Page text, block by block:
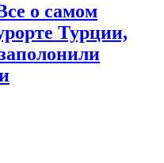
о самом
Турции,